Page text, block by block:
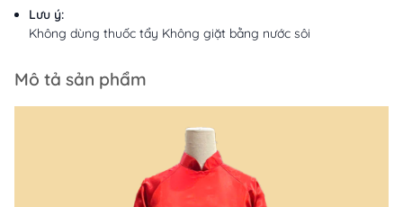
Lưu ý:
Không dùng thuốc tẩy Không giặt bằng nước sôi
Mô tả sản phẩm